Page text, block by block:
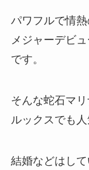
パワフルで情熱
メジャーデビ
です。
そんな蛇石マ
ルックスでも人
結婚などはし